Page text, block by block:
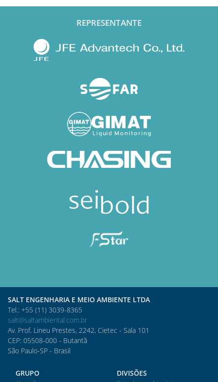
REPRESENTANTE
SALT ENGENHARIA E MEIO AMBIENTE LTDA
Tel.: +55 (11) 3039-8365
salt@saltambiental.com.br
Av. Prof. Lineu Prestes, 2242, Cietec - Sala 101
CEP: 05508-000 - Butantã
São Paulo-SP - Brasil
GRUPO
DIVISÕES